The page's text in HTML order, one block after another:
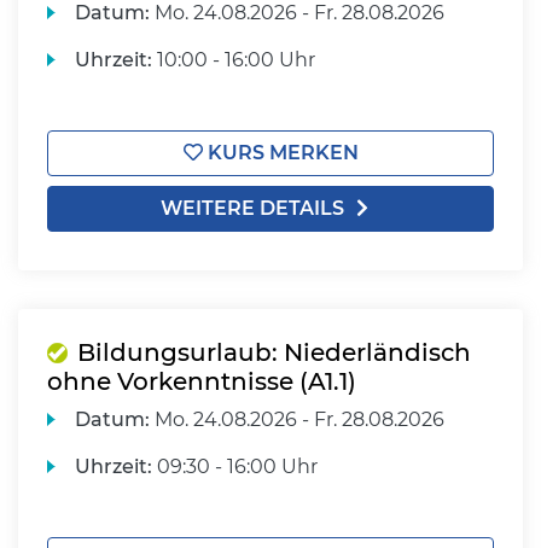
Datum: Mo. 24.08.2026 - Fr. 28.08.2026
Uhrzeit: 10:00 - 16:00 Uhr
KURS MERKEN
WEITERE DETAILS
Bildungsurlaub: Niederländisch
ohne Vorkenntnisse (A1.1)
Datum: Mo. 24.08.2026 - Fr. 28.08.2026
Uhrzeit: 09:30 - 16:00 Uhr